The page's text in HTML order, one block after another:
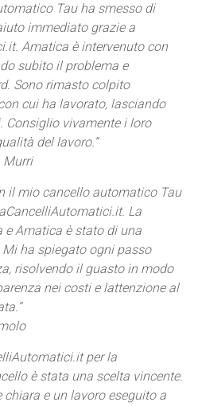
Tau ha smesso di
immediato grazie a
Amatica è intervenuto con
subito il problema e
Sono rimasto colpito
cui ha lavorato, lasciando
Consiglio vivamente i loro
del lavoro.”
Murri
il mio cancello automatico Tau
La
Amatica è stato di una
ha spiegato ogni passo
risolvendo il guasto in modo
nei costi e lattenzione al
per la
è stata una scelta vincente.
e un lavoro eseguito a